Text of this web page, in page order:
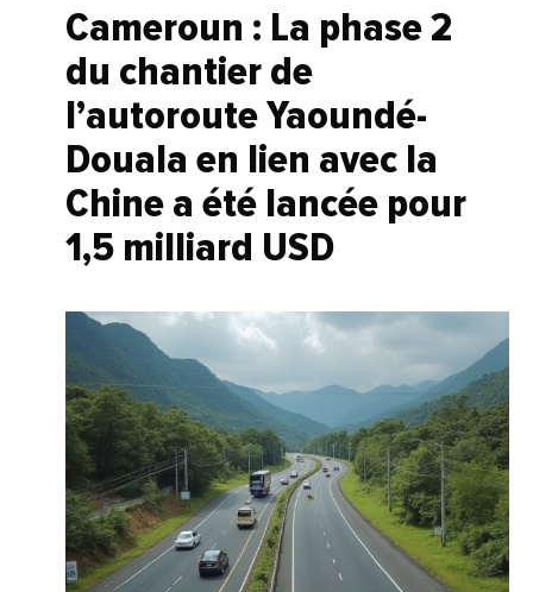
Cameroun : La phase 2
du chantier de
l’autoroute Yaoundé-
Douala en lien avec la
Chine a été lancée pour
1,5 milliard USD